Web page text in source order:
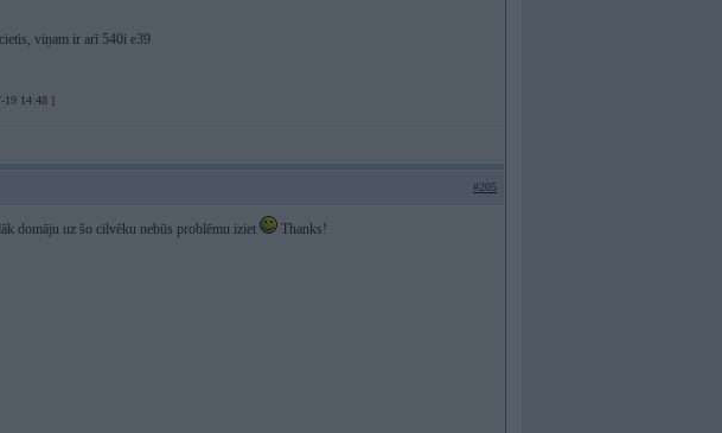
viņam ir arī 540i e39
19 14:48 ]
#205
domāju uz šo cilvēku nebūs problēmu iziet Thanks!